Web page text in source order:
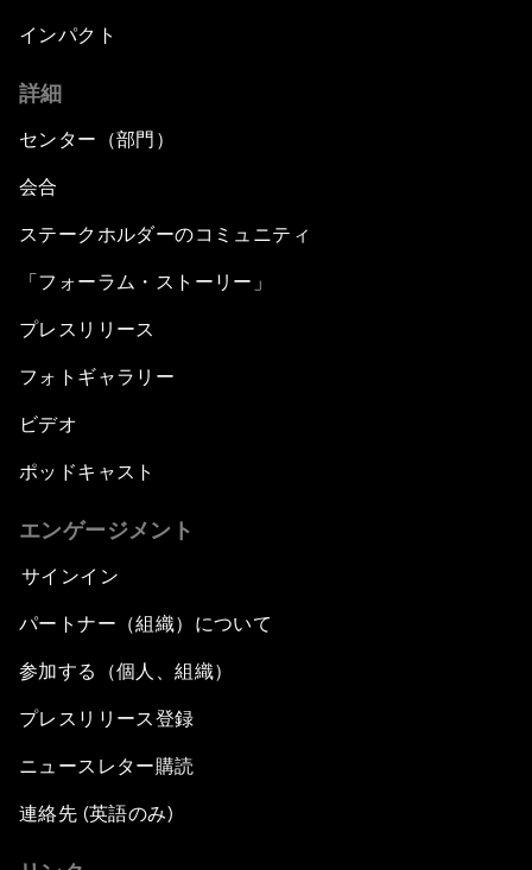
インパクト
詳細
センター（部門）
会合
ステークホルダーのコミュニティ
「フォーラム・ストーリー」
プレスリリース
フォトギャラリー
ビデオ
ポッドキャスト
エンゲージメント
サインイン
パートナー（組織）について
参加する（個人、組織）
プレスリリース登録
ニュースレター購読
連絡先 (英語のみ)